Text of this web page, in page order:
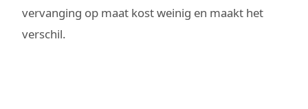
vervanging op maat kost weinig en maakt het
verschil.